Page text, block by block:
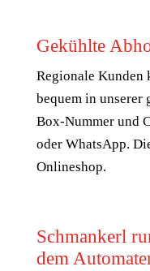
Gekühlte
Regionale Kunden
bequem in unserer
Box-Nummer und
oder WhatsApp.
Onlineshop.
Schmankerl
dem